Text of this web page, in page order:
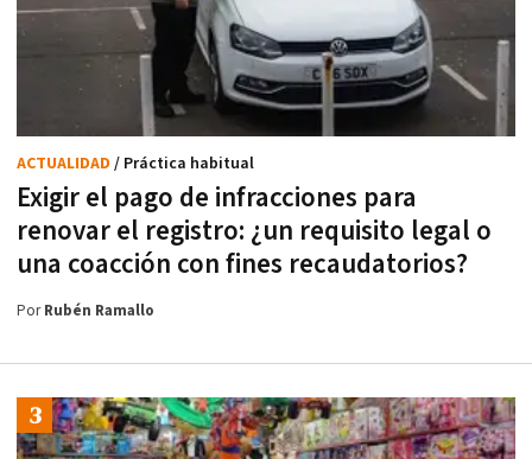
Exigir el pago de infracciones para
renovar el registro: ¿un requisito legal o
una coacción con fines recaudatorios?
ACTUALIDAD / Práctica habitual
PorRubén Ramallo